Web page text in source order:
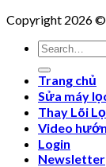
Copyright 2026 ©
Search
for:
Trang chủ
Sửa máy
Thay Lõi
Video
Login
Newsletter